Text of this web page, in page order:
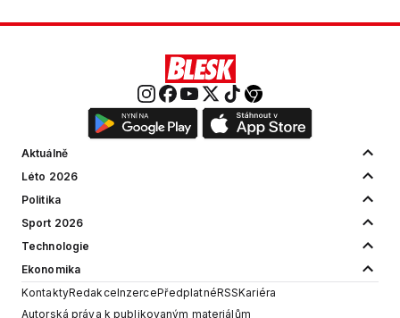
Aktuálně
Léto 2026
Politika
Sport 2026
Technologie
Ekonomika
KontaktyRedakceInzercePředplatnéRSSKariéra
Autorská práva k publikovaným materiálům